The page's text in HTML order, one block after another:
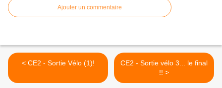
Ajouter un commentaire
< CE2 - Sortie Vélo (1)!
CE2 - Sortie vélo 3... le final
!! >